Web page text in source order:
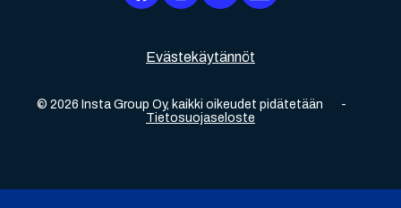
Evästekäytännöt
© 2026 Insta Group Oy, kaikki oikeudet pidätetään
-
Tietosuojaseloste